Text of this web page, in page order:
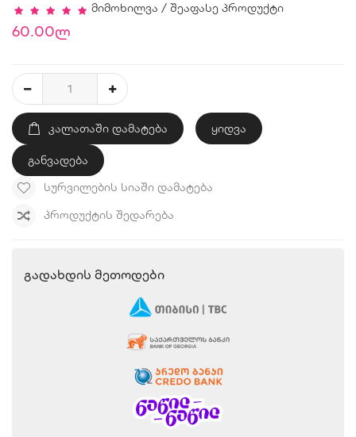
მიმოხილვა / შეაფასე პროდუქტი
60.00ლ
ᲙᲐᲚᲐᲗᲐᲨᲘ ᲓᲐᲛᲐᲢᲔᲑᲐ ყიდვა
განვადება
ᲡᲣᲠᲕᲘᲚᲔᲑᲘᲡ ᲡᲘᲐᲨᲘ ᲓᲐᲛᲐᲢᲔᲑᲐ
ᲞᲠᲝᲓᲣᲥᲢᲘᲡ ᲨᲔᲓᲐᲠᲔᲑᲐ
Გადახდის Მეთოდები